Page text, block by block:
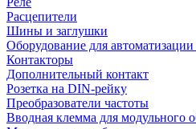
Расцепители
Шины и заглушки
Оборудование для автоматизации
Контакторы
Дополнительный контакт
Розетка на DIN-рейку
Преобразователи частоты
Вводная клемма для модульного